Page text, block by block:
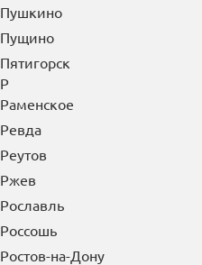
Пушкино
Пущино
Пятигорск
Р
Раменское
Ревда
Реутов
Ржев
Рославль
Россошь
Ростов-на-Дону